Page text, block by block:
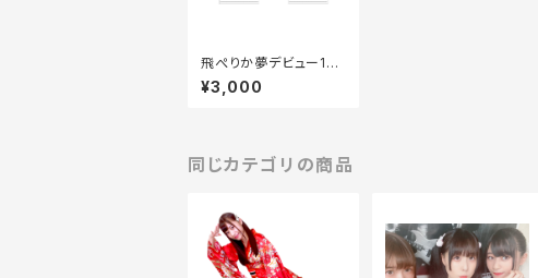
飛ぺりか夢デビュー1周
年Tシャツ
¥3,000
同じカテゴリの商品